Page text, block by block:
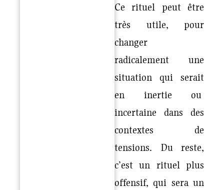
Ce rituel peut être
très utile, pour
changer
radicalement une
situation qui serait
en inertie ou
incertaine dans des
contextes de
tensions. Du reste,
c’est un rituel plus
offensif, qui sera un